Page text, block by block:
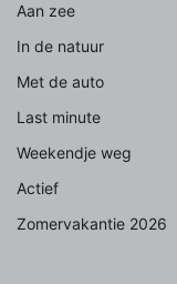
Aan zee
In de natuur
Met de auto
Last minute
Weekendje weg
Actief
Zomervakantie 2026